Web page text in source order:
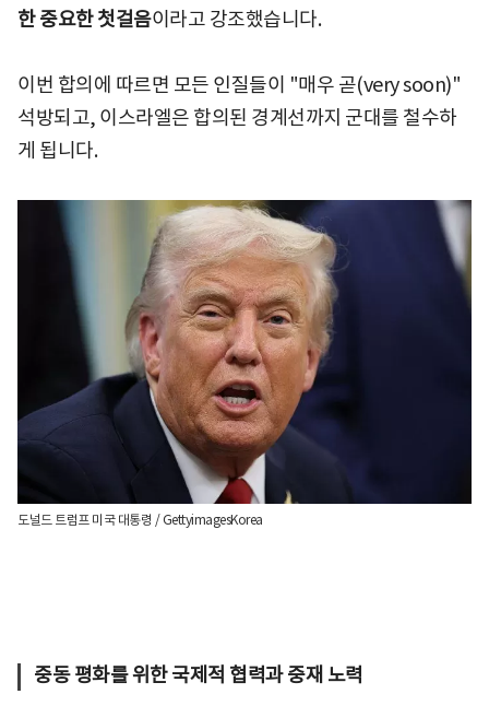
한 중요한 첫걸음이라고 강조했습니다.
이번 합의에 따르면 모든 인질들이 "매우 곧(very soon)"
석방되고, 이스라엘은 합의된 경계선까지 군대를 철수하
게 됩니다.
도널드 트럼프 미국 대통령 / GettyimagesKorea
중동 평화를 위한 국제적 협력과 중재 노력